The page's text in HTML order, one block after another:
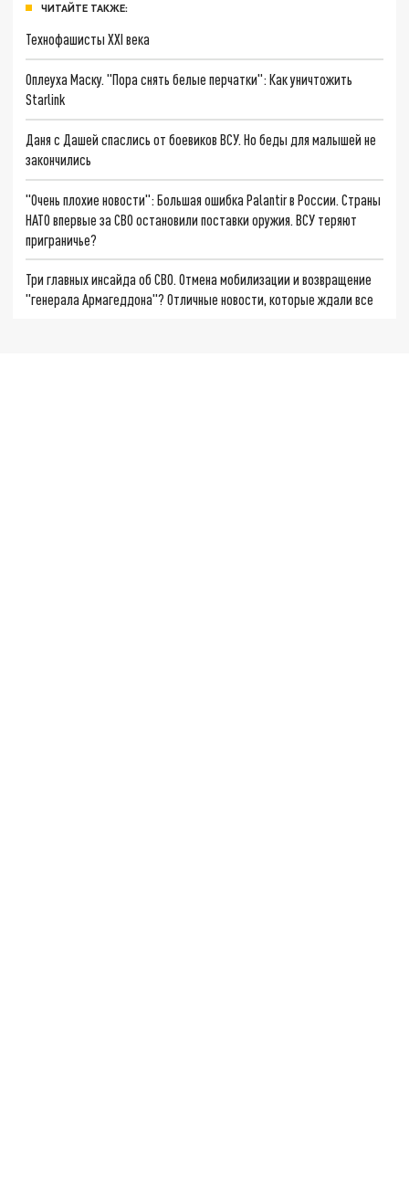
ЧИТАЙТЕ ТАКЖЕ:
Технофашисты XXI века
Оплеуха Маску. "Пора снять белые перчатки": Как уничтожить
Starlink
Даня с Дашей спаслись от боевиков ВСУ. Но беды для малышей не
закончились
"Очень плохие новости": Большая ошибка Palantir в России. Страны
НАТО впервые за СВО остановили поставки оружия. ВСУ теряют
приграничье?
Три главных инсайда об СВО. Отмена мобилизации и возвращение
"генерала Армагеддона"? Отличные новости, которые ждали все